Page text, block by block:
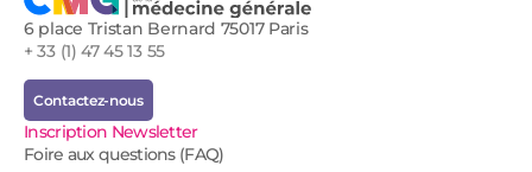
6 place Tristan Bernard 75017 Paris
+ 33 (1) 47 45 13 55
Contactez-nous
Inscription Newsletter
Foire aux questions (FAQ)